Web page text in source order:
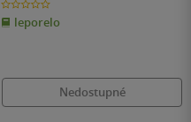
0.0
z
5
hvězdiček
leporelo
Nedostupné